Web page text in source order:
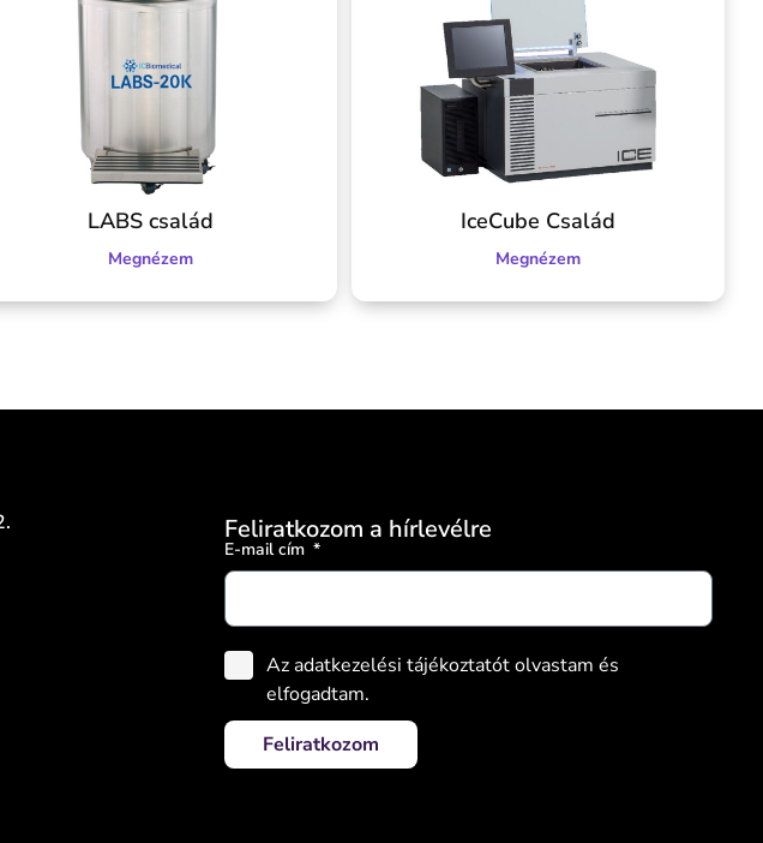
LABS család
Megnézem
IceCube Család
Megnézem
Feliratkozom a hírlevélre
E-mail cím
Az adatkezelési tájékoztatót olvastam és
elfogadtam.
Feliratkozom